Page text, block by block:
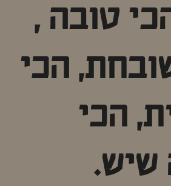
טובה ,
הכי
הכי
שיש.